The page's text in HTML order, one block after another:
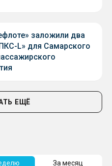
заложили два
L» для Самарского
ЕЩЁ
За месяц